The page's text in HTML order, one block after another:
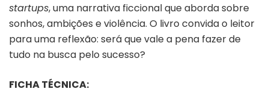
startups, uma narrativa ficcional que aborda sobre
sonhos, ambições e violência. O livro convida o leitor
para uma reflexão: será que vale a pena fazer de
tudo na busca pelo sucesso?
FICHA TÉCNICA: